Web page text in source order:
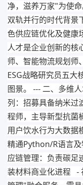
净，滋养万家"为使
双轨并行的时代背景
色供应链优化及健康
人才是企业创新的核
师、智能物流规划师
ESG战略研究员五大
图景。 --- 二、多维
列：招募具备纳米过
程师，主导新型抗
用户饮水行为大数据
精通Python/R语言
应链管理：负责碳足
装材料商业化进程 -